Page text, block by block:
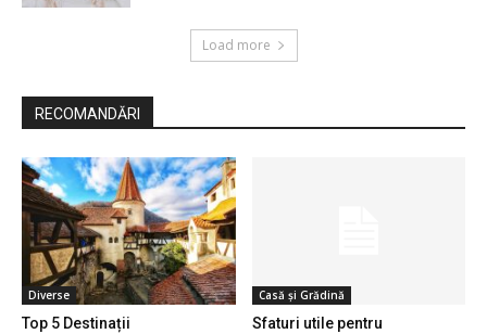
Load more
RECOMANDĂRI
Diverse
Top 5 Destinații
Casă și Grădină
Sfaturi utile pentru